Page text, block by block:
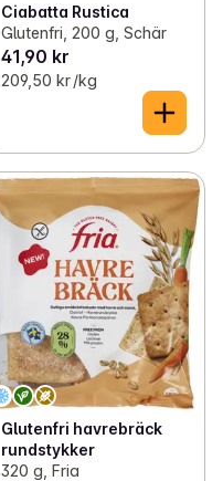
Ciabatta Rustica
Glutenfri, 200 g, Schär
41,90 kr
209,50 kr /kg
Glutenfri havrebräck
rundstykker
320 g, Fria